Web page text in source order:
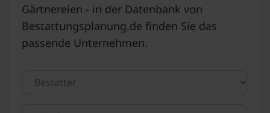
Gärtnereien - in der Datenbank von
Bestattungsplanung.de finden Sie das
passende Unternehmen.